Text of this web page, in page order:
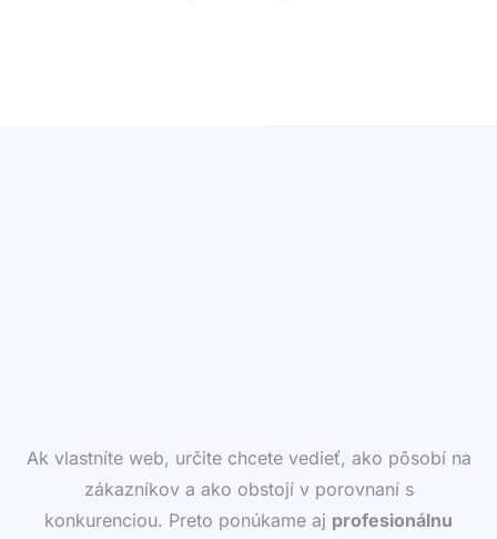
Ak vlastníte web, určite chcete vedieť, ako pôsobí na
zákazníkov a ako obstojí v porovnaní s
konkurenciou. Preto ponúkame aj profesionálnu